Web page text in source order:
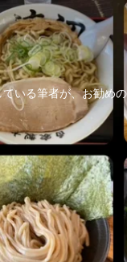
いる筆者が、お勧め